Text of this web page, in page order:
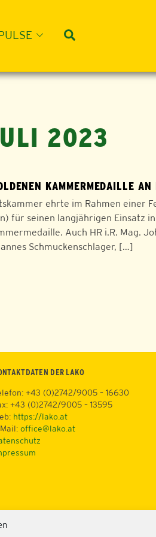
2023
KAMMERMEDAILLE AN
ehrte im Rahmen einer
für seinen langjährigen Einsatz
Auch HR i.R. Mag.
Schmuckenschlager, […]
DER LAKO
+43 (0)2742/9005 – 16630
+43 (0)2742/9005 – 13595
https://lako.at
office@lako.at